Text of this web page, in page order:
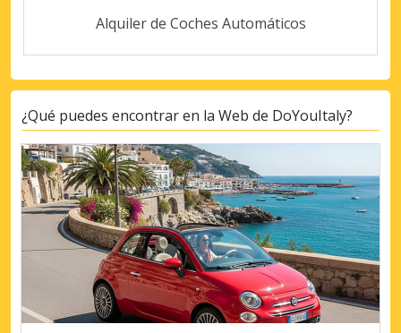
Alquiler de Coches Automáticos
¿Qué puedes encontrar en la Web de DoYouItaly?